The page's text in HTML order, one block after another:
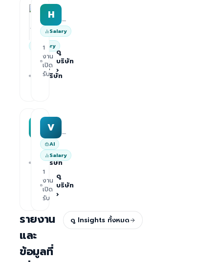
AiROVA AI Consultant
—
Salary
ดู
บริษัท
H —
Salary
1
งาน
เปิด
รับ
ดู
บริษัท
›
MAA group
—
งาน ดู
บริษัท
V —
AI
Salary
1
งาน
เปิด
รับ
ดู
บริษัท
›
รายงาน
และ
ข้อมูลที่
ดู Insights ทั้งหมด